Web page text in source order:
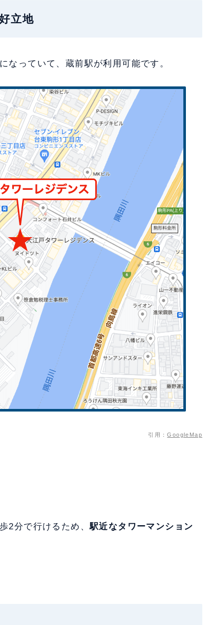
立地
なっていて、蔵前駅が利用可能です。
引用：GoogleMap
2分で行けるため、駅近なタワーマンション